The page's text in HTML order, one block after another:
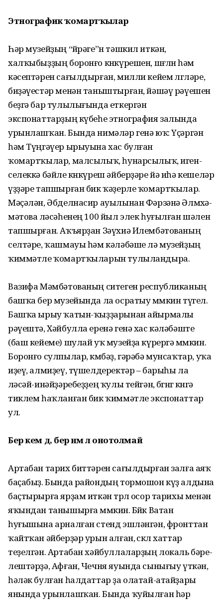
Этнографик ҡомартҡылар
Һәр музейҙың “йөрәге”н тәш­кил иткән,
халҡыбыҙҙың борон­ғо көнкүрешен, шөғөлөн һәм
кәсептәрен сағылдырған, милли кейем өлгөләре,
биҙәүестәр менән таныштырған, йәшәү рәүешен
беҙгә бар тулылығында еткергән
экспонаттарҙың күбеһе этнография залында
урын­лашҡан. Бында нимәләр генә юҡ: Үҫәргән
һәм Түңгәүер ырыуына хас булған
ҡомартҡылар, малсылыҡ, һунарсылыҡ, иген­
селеккә бәйле көнкүреш әйбер­ҙәре йә иһә кешеләр
үҙҙәре тап­шырған бик ҡәҙерле ҡомарт­ҡылар.
Мәҫәлән, Әбделнасир ауылынан Фәрзәнә Әлмөхә­
мәтова өләсәһенең 100 йыл элек һуғылған шәлен
тапшырған. Аҡъярҙан Зәүхиә Илем­бәто­ваның
селтәре, ҡашмауы һәм кәләбәше лә музейҙың
ҡиммәтле ҡомартҡыларын тулыландыра.
Вазифа Мәмбәтованың ситеген республиканың
башҡа бер музейында ла осратыу мөмкин түгел.
Башҡа ырыу ҡатын-ҡыҙ­ҙарынан айырмалы
рәүештә, Хәйбулла еренә генә хас кәлә­бәште
(баш кейеме) шулай уҡ музейҙа күрергә мөмкин.
Борон­ғо сулпылар, көмбәҙ, гәрәбә мунсаҡтар, уҡа
иҙеү, алмиҙеү, түшелдеректәр – барыһы ла
өләсәй-инәйҙәребеҙҙең ҡулы тейгән, бөгөнгө көнгә
тиклем һаҡланған бик ҡиммәтле экспонаттар
ул.
Бер кем дә, бер нәмә лә онотолмай
Артабан тарих биттәрен са­ғыл­дырған залға аяҡ
баҫабыҙ. Бында райондың тормошон күҙ алдына
баҫтырырға ярҙам иткән төрлө осор тарихы менән
яҡындан танышырға мөмкин. Бөйөк Ватан
һуғышына арнал­ған стенд эшләнгән, фронттан
ҡайтҡан әйберҙәр урын алған, өскөл хаттар
теҙелгән. Артабан хәй­буллаларҙың локаль бәре­
леш­тәрҙә, Афған, Чечня яуында сынығыу үткән,
һәләк булған һалдаттар ҙа олатай-атайҙары
янында урынлашҡан. Бында ҡуйылған һәр